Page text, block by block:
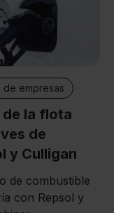
de empresas
la flota
de
y Culligan
de combustible
con Repsol y